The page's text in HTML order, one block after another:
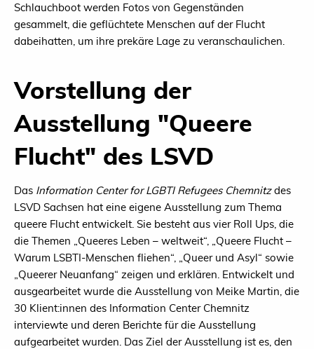
Schlauchboot werden Fotos von Gegenständen
gesammelt, die geflüchtete Menschen auf der Flucht
dabeihatten, um ihre prekäre Lage zu veranschaulichen.
Vorstellung der
Ausstellung "Queere
Flucht" des LSVD
Das Information Center for LGBTI Refugees Chemnitzdes
LSVD Sachsen hat eine eigene Ausstellung zum Thema
queere Flucht entwickelt. Sie besteht aus vier Roll Ups, die
die Themen „Queeres Leben – weltweit“, „Queere Flucht –
Warum LSBTI-Menschen fliehen“, „Queer und Asyl“ sowie
„Queerer Neuanfang“ zeigen und erklären. Entwickelt und
ausgearbeitet wurde die Ausstellung von Meike Martin, die
30 Klient:innen des Information Center Chemnitz
interviewte und deren Berichte für die Ausstellung
aufgearbeitet wurden. Das Ziel der Ausstellung ist es, den